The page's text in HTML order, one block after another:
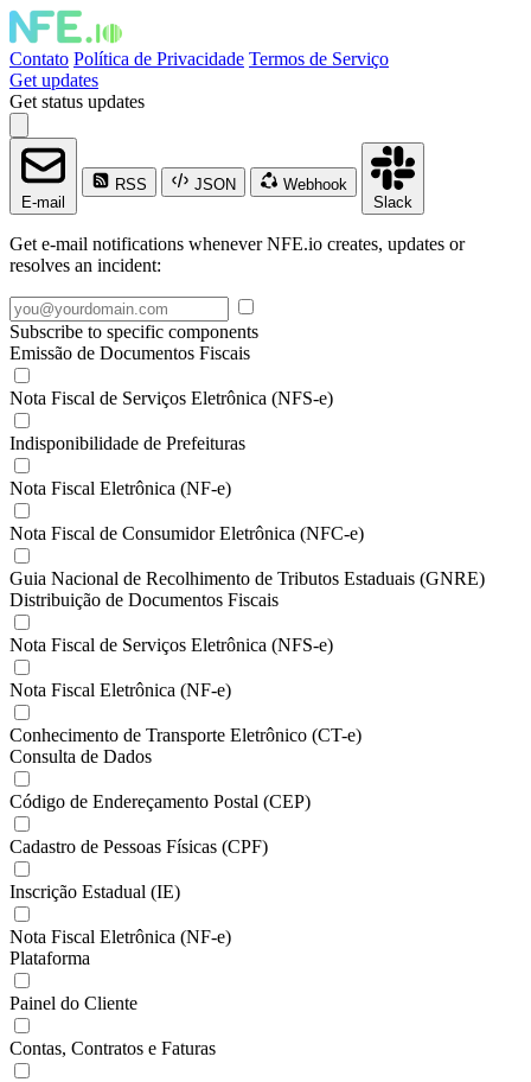
Contato Política de Privacidade Termos de Serviço
Get updates
Get status updates
E-mail
RSS JSON
Webhook
Slack
Get e-mail notifications whenever NFE.io creates, updates or
resolves an incident:
Subscribe to specific components
Emissão de Documentos Fiscais
Nota Fiscal de Serviços Eletrônica (NFS-e)
Indisponibilidade de Prefeituras
Nota Fiscal Eletrônica (NF-e)
Nota Fiscal de Consumidor Eletrônica (NFC-e)
Guia Nacional de Recolhimento de Tributos Estaduais (GNRE)
Distribuição de Documentos Fiscais
Nota Fiscal de Serviços Eletrônica (NFS-e)
Nota Fiscal Eletrônica (NF-e)
Conhecimento de Transporte Eletrônico (CT-e)
Consulta de Dados
Código de Endereçamento Postal (CEP)
Cadastro de Pessoas Físicas (CPF)
Inscrição Estadual (IE)
Nota Fiscal Eletrônica (NF-e)
Plataforma
Painel do Cliente
Contas, Contratos e Faturas